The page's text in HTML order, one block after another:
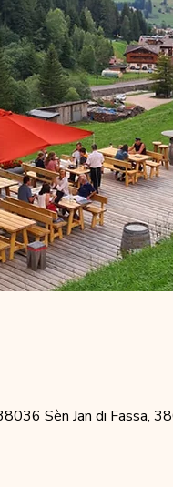
Sèn Jan di Fassa,